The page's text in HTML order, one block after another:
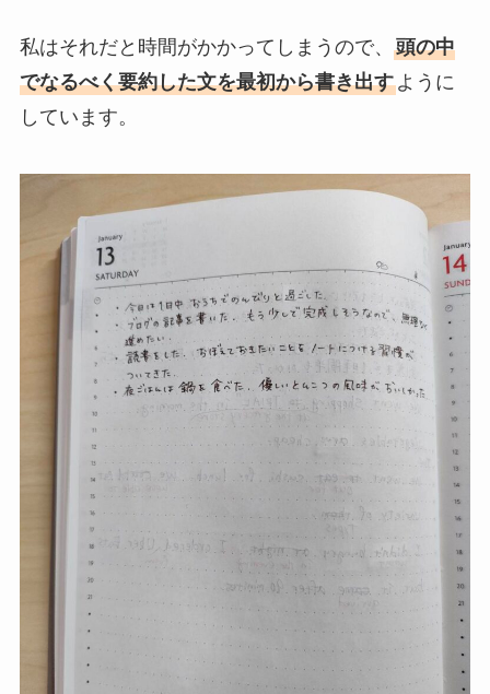
私はそれだと時間がかかってしまうので、 頭の中
でなるべく要約した文を最初から書き出すように
しています。